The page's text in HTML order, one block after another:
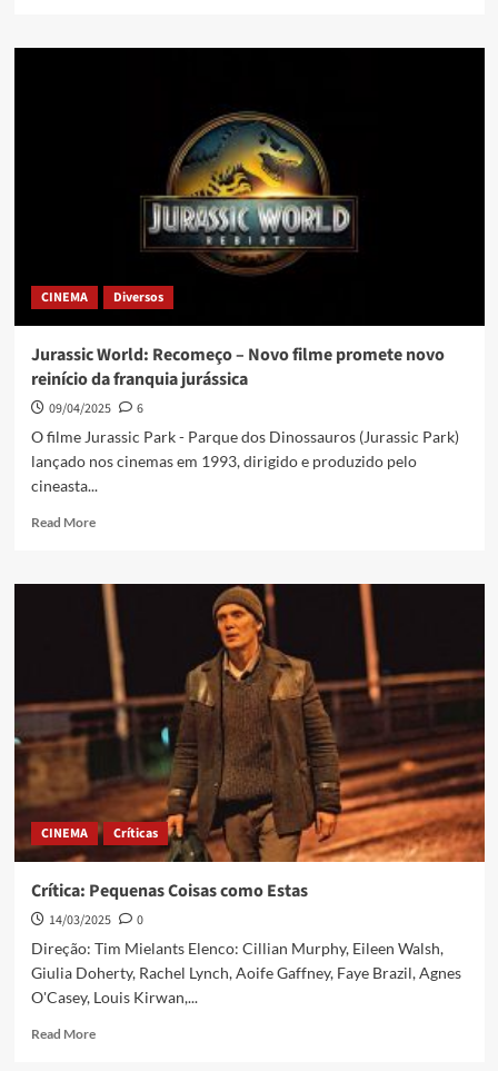
CINEMA Diversos
Jurassic World: Recomeço – Novo filme promete novo
reinício da franquia jurássica
09/04/2025
6
O filme Jurassic Park - Parque dos Dinossauros (Jurassic Park)
lançado nos cinemas em 1993, dirigido e produzido pelo
cineasta...
Read More
CINEMA Críticas
Crítica: Pequenas Coisas como Estas
14/03/2025
0
Direção: Tim Mielants Elenco: Cillian Murphy, Eileen Walsh,
Giulia Doherty, Rachel Lynch, Aoife Gaffney, Faye Brazil, Agnes
O'Casey, Louis Kirwan,...
Read More